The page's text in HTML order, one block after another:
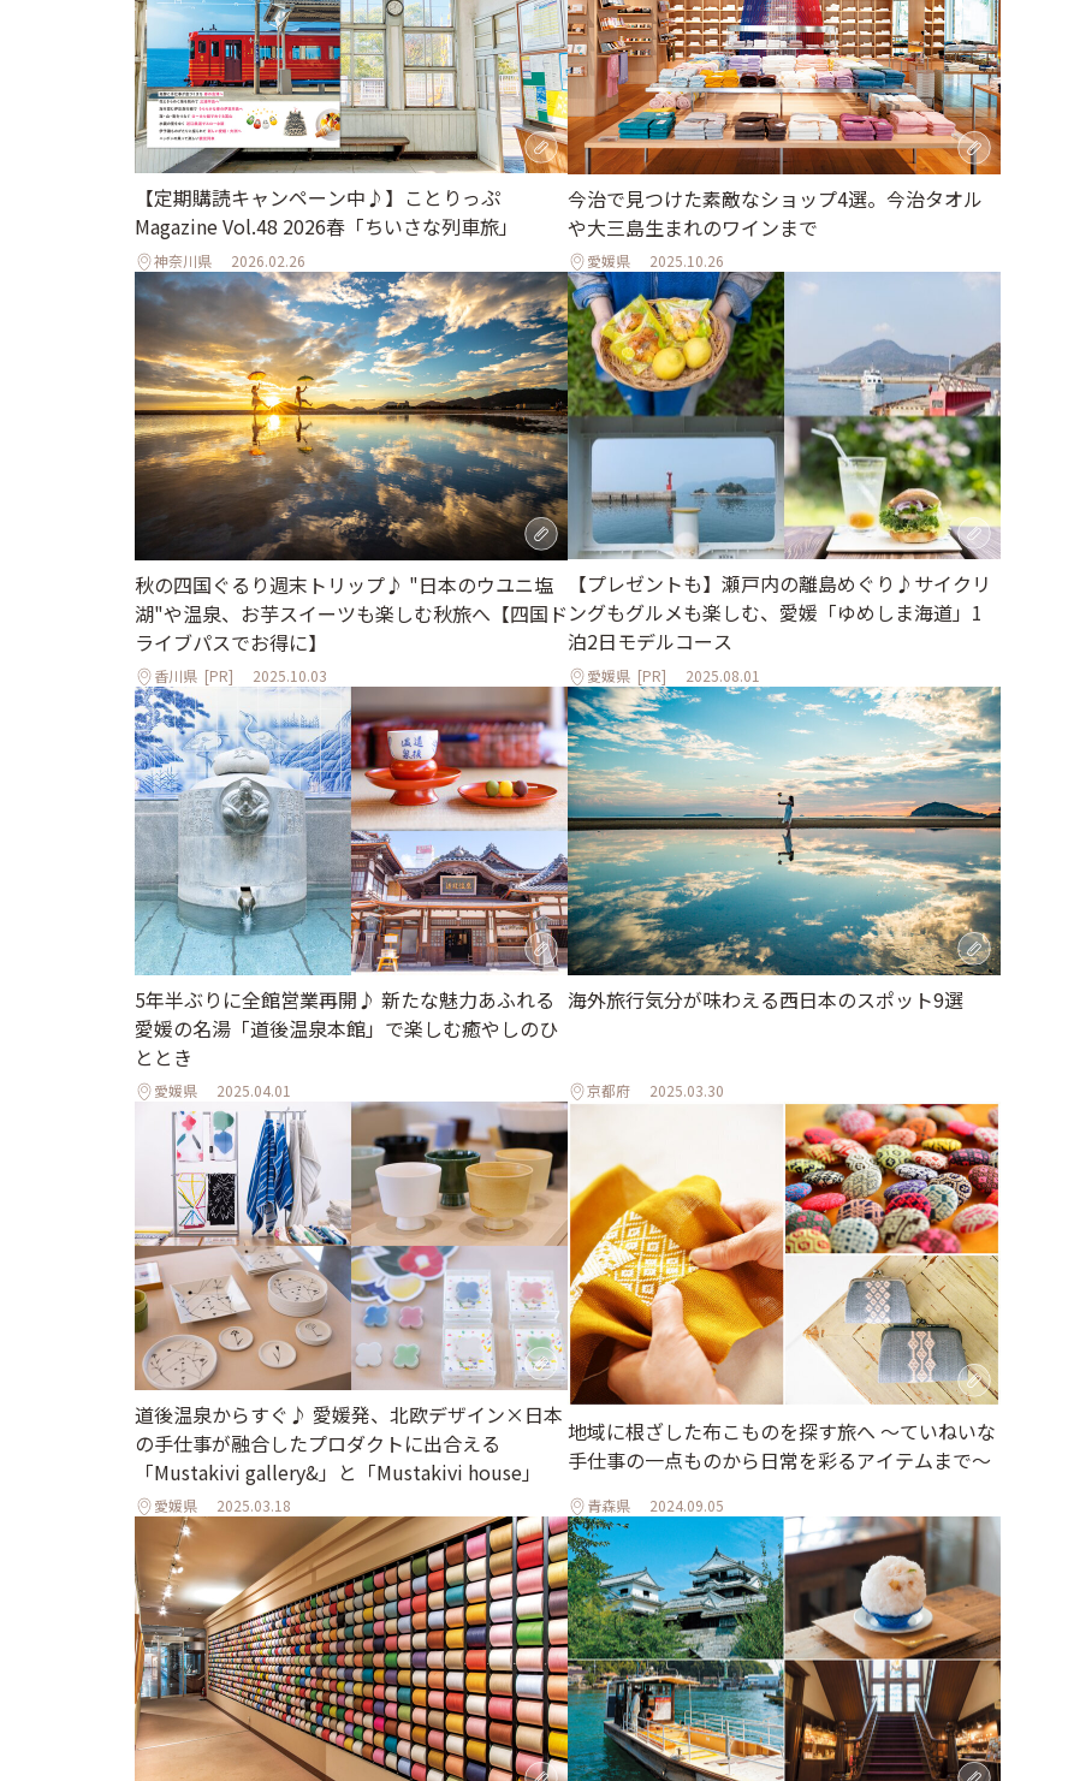
【定期購読キャンペーン中♪】ことりっぷ
Magazine Vol.48 2026春「ちいさな列車旅」
神奈川県 2026.02.26
今治で見つけた素敵なショップ4選。今治タオル
や大三島生まれのワインまで
愛媛県 2025.10.26
秋の四国ぐるり週末トリップ♪ "日本のウユニ塩
湖"や温泉、お芋スイーツも楽しむ秋旅へ【四国ド
ライブパスでお得に】
香川県 [PR] 2025.10.03
【プレゼントも】瀬戸内の離島めぐり♪サイクリ
ングもグルメも楽しむ、愛媛「ゆめしま海道」1
泊2日モデルコース
愛媛県 [PR] 2025.08.01
5年半ぶりに全館営業再開♪ 新たな魅力あふれる
愛媛の名湯「道後温泉本館」で楽しむ癒やしのひ
ととき
愛媛県 2025.04.01
海外旅行気分が味わえる西日本のスポット9選
京都府 2025.03.30
道後温泉からすぐ♪ 愛媛発、北欧デザイン×日本
の手仕事が融合したプロダクトに出合える
「Mustakivi gallery&」と「Mustakivi house」
愛媛県 2025.03.18
地域に根ざした布こものを探す旅へ 〜ていねいな
手仕事の一点ものから日常を彩るアイテムまで〜
青森県 2024.09.05